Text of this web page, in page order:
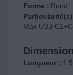
Forme : Rond
Particularité(s)
Max USB-
Longueur : 1.5